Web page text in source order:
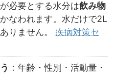
が必要とする水分は飲み物
なわれます。水だけで2L
りません。 疾病対策セ
：年齢・性別・活動量・